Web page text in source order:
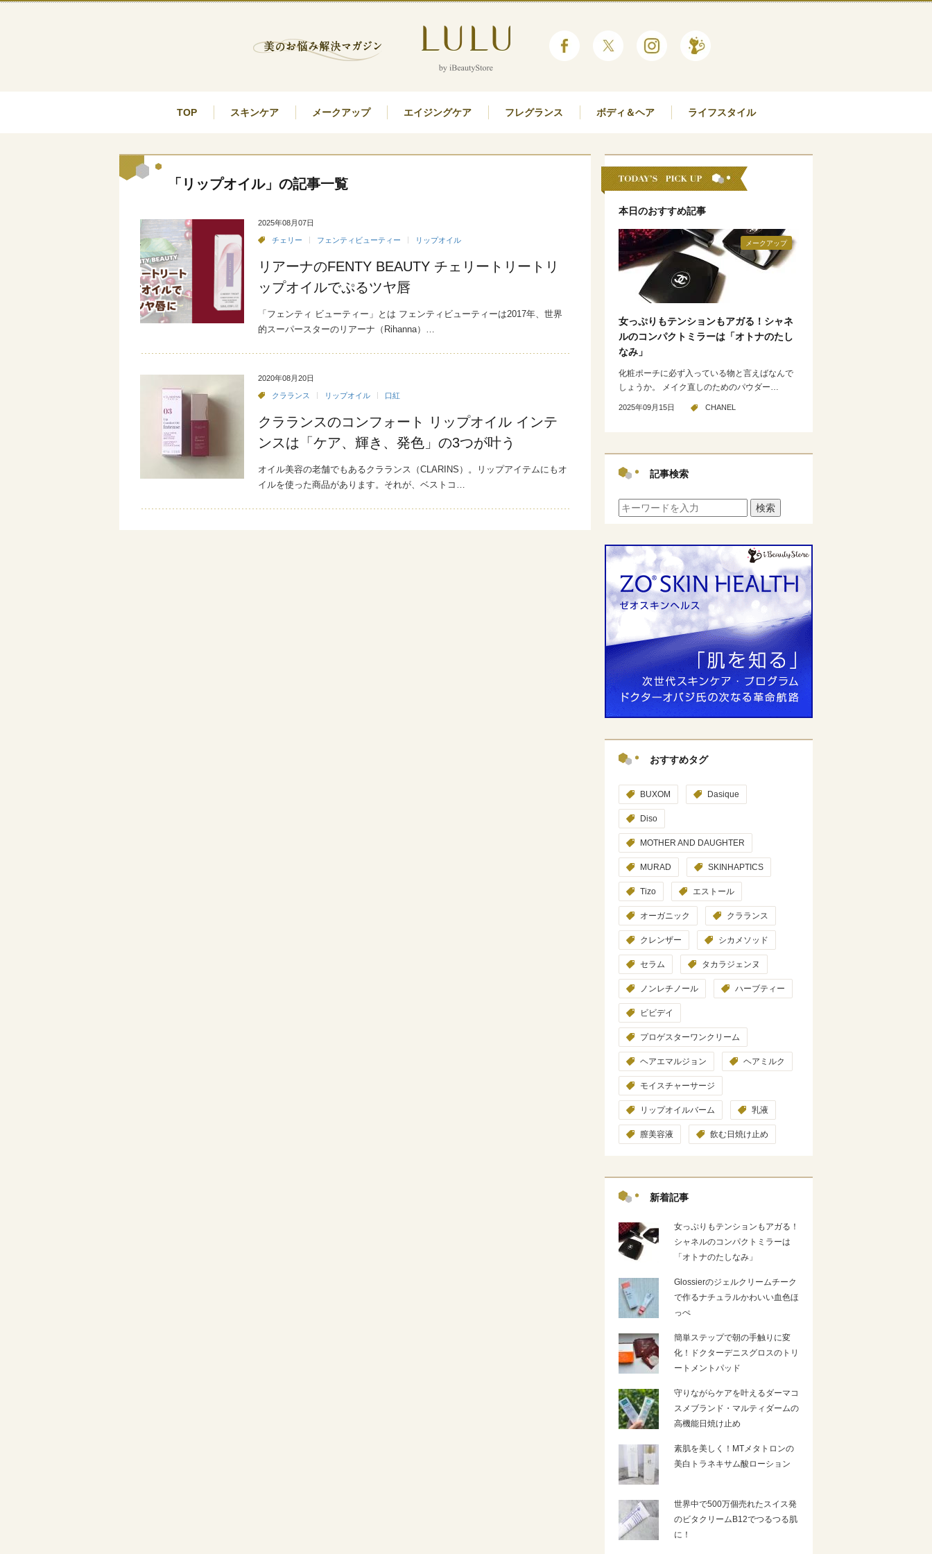
TOP スキンケア メークアップ エイジングケア フレグランス ボディ＆ヘア ライフスタイル
「リップオイル」の記事一覧
2025年08月07日
チェリー フェンティビューティー リップオイル
リアーナのFENTY BEAUTY チェリートリートリ
ップオイルでぷるツヤ唇
「フェンティ ビューティー」とは フェンティビューティーは2017年、世界
的スーパースターのリアーナ（Rihanna）…
2020年08月20日
クラランス リップオイル 口紅
クラランスのコンフォート リップオイル インテ
ンスは「ケア、輝き、発色」の3つが叶う
オイル美容の老舗でもあるクラランス（CLARINS）。リップアイテムにもオ
イルを使った商品があります。それが、ベストコ…
本日のおすすめ記事
メークアップ
女っぷりもテンションもアガる！シャネ
ルのコンパクトミラーは「オトナのたし
なみ」
化粧ポーチに必ず入っている物と言えばなんで
しょうか。 メイク直しのためのパウダー…
2025年09月15日 CHANEL
記事検索
検索
おすすめタグ
BUXOM Dasique
Diso
MOTHER AND DAUGHTER
MURAD SKINHAPTICS
Tizo エストール
オーガニック クラランス
クレンザー シカメソッド
セラム タカラジェンヌ
ノンレチノール ハーブティー
ビビデイ
プロゲスターワンクリーム
ヘアエマルジョン ヘアミルク
モイスチャーサージ
リップオイルバーム 乳液
膣美容液 飲む日焼け止め
新着記事
女っぷりもテンションもアガる！
シャネルのコンパクトミラーは
「オトナのたしなみ」
Glossierのジェルクリームチーク
で作るナチュラルかわいい血色ほ
っぺ
簡単ステップで朝の手触りに変
化！ドクターデニスグロスのトリ
ートメントパッド
守りながらケアを叶えるダーマコ
スメブランド・マルティダームの
高機能日焼け止め
素肌を美しく！MTメタトロンの
美白トラネキサム酸ローション
世界中で500万個売れたスイス発
のビタクリームB12でつるつる肌
に！